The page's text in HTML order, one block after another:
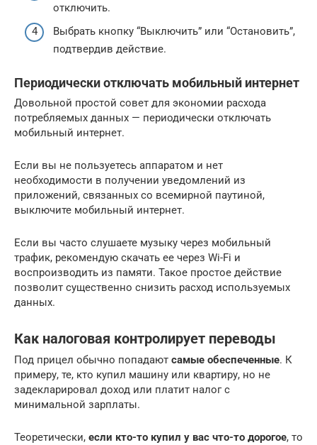
отключить.
Выбрать кнопку “Выключить” или “Остановить”,
подтвердив действие.
Периодически отключать мобильный интернет
Довольной простой совет для экономии расхода
потребляемых данных — периодически отключать
мобильный интернет.
Если вы не пользуетесь аппаратом и нет
необходимости в получении уведомлений из
приложений, связанных со всемирной паутиной,
выключите мобильный интернет.
Если вы часто слушаете музыку через мобильный
трафик, рекомендую скачать ее через Wi-Fi и
воспроизводить из памяти. Такое простое действие
позволит существенно снизить расход используемых
данных.
Как налоговая контролирует переводы
Под прицел обычно попадают самые обеспеченные. К
примеру, те, кто купил машину или квартиру, но не
задекларировал доход или платит налог с
минимальной зарплаты.
Теоретически, если кто-то купил у вас что-то дорогое, то